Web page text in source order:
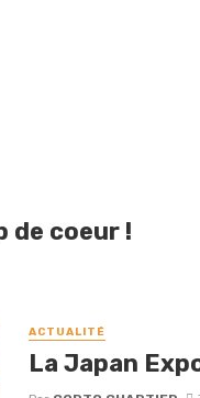
de coeur !
ACTUALITÉ
La Japan